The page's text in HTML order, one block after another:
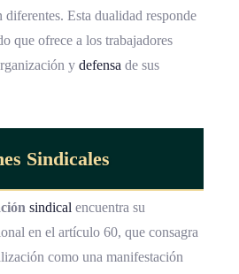
diferentes. Esta dualidad responde
que ofrece a los trabajadores
y defensa de sus
Sindicales
sindical encuentra su
en el artículo 60, que consagra
como una manifestación